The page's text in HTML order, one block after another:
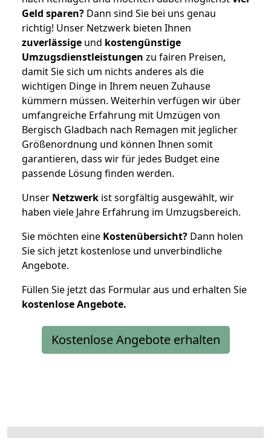
Geld sparen? Dann sind Sie bei uns genau
richtig! Unser Netzwerk bieten Ihnen
zuverlässige und kostengünstige
Umzugsdienstleistungen zu fairen Preisen,
damit Sie sich um nichts anderes als die
wichtigen Dinge in Ihrem neuen Zuhause
kümmern müssen. Weiterhin verfügen wir über
umfangreiche Erfahrung mit Umzügen von
Bergisch Gladbach nach Remagen mit jeglicher
Größenordnung und können Ihnen somit
garantieren, dass wir für jedes Budget eine
passende Lösung finden werden.
Unser Netzwerk ist sorgfältig ausgewählt, wir
haben viele Jahre Erfahrung im Umzugsbereich.
Sie möchten eine Kostenübersicht? Dann holen
Sie sich jetzt kostenlose und unverbindliche
Angebote.
Füllen Sie jetzt das Formular aus und erhalten Sie
kostenloseAngebote.
Kostenlose Angebote erhalten